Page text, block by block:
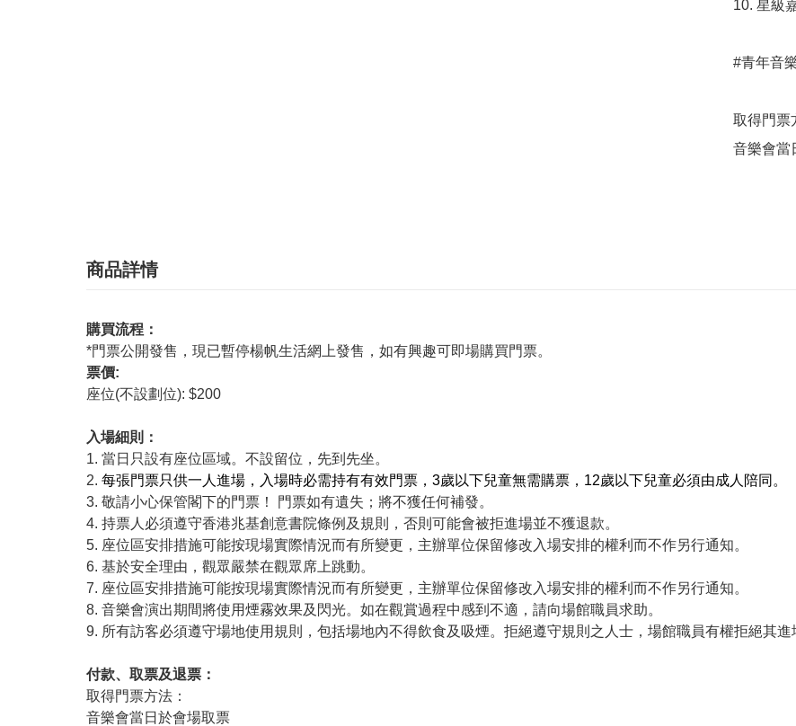
10. 星級
#青年音
取得門票
音樂會當
商品詳情
購買流程：
*門票公開發售，現已暫停楊帆生活網上發售，如有興趣可即場購買門票。
票價:
座位(不設劃位): $200
入場細則：
1. 當日只設有座位區域。不設留位，先到先坐。
2. 每張門票只供一人進場，入場時必需持有有效門票，3歲以下兒童無需購票，12歲以下兒童必須由成人陪同。
3. 敬請小心保管閣下的門票！ 門票如有遺失；將不獲任何補發。
4. 持票人必須遵守香港兆基創意書院條例及規則，否則可能會被拒進場並不獲退款。
5. 座位區安排措施可能按現場實際情況而有所變更，主辦單位保留修改入場安排的權利而不作另行通知。
6. 基於安全理由，觀眾嚴禁在觀眾席上跳動。
7. 座位區安排措施可能按現場實際情況而有所變更，主辦單位保留修改入場安排的權利而不作另行通知。
8. 音樂會演出期間將使用煙霧效果及閃光。如在觀賞過程中感到不適，請向場館職員求助。
9. 所有訪客必須遵守場地使用規則，包括場地內不得飲食及吸煙。拒絕遵守規則之人士，場館職員有權拒絕其進
付款、取票及退票：
取得門票方法：
音樂會當日於會場取票